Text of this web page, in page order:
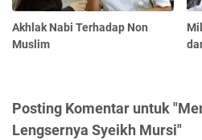
Akhlak Nabi Terhadap Non
Muslim
Posting Komentar untuk
Lengsernya Syeikh ‎Mursi"